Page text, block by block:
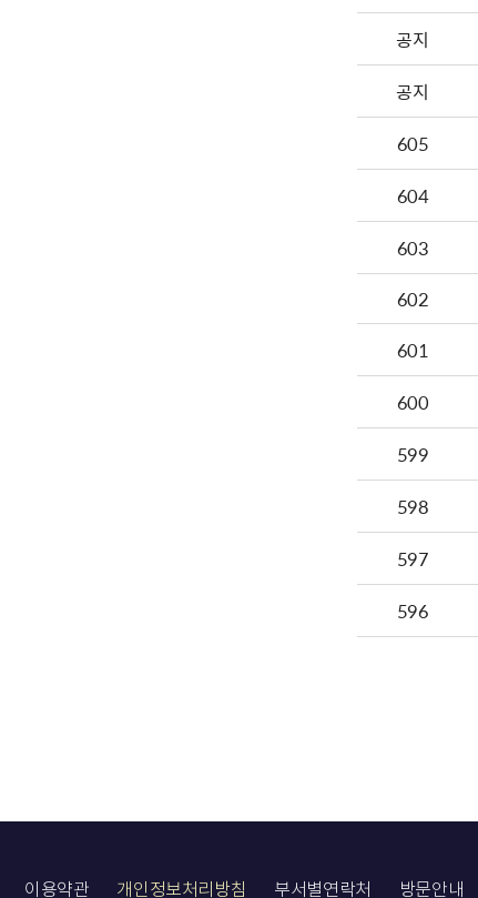
공지
공지
605
604
603
602
601
600
599
598
597
596
이용약관 개인정보처리방침 부서별연락처 방문안내